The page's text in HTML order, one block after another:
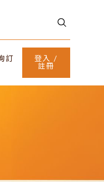
訂
登入 /
註冊